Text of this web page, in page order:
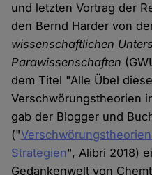
und letzten Vortrag der
den Bernd Harder von
wissenschaftlichen
Parawissenschaften
dem Titel "Alle Übel
Verschwörungstheorien
gab der Blogger und
("
Strategien", Alibri 2018)
Gedankenwelt von